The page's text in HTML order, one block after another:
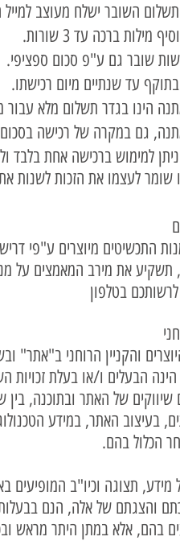
השובר ישלח מעוצב
מילות ברכה עד 3 שורות.
שובר גם ע"פ סכום ספציפי.
עד שנתיים מיום רכישתו.
הינו בגדר תשלום מלא עבור
גם במקרה של רכישה
למימוש ברכישה אחת בלבד
שומר לעצמו את הזכות לשנות
היוצרים והקניין הרוחני
הבעלים ו/או בעלת
שיווקים של האתר ובתוכנה,
בעיצוב האתר, במידע
הכלול בהם.
מידע, תצוגה וכיו"ב המופיעים
והצגתם של אלה, הנם
בהם, אלא במתן היתר מראש